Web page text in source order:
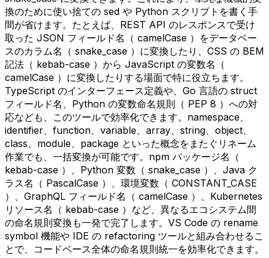
換のために使い捨ての sed や Python スクリプトを書く手
間が省けます。たとえば、REST API のレスポンスで受け
取った JSON フィールド名（ camelCase ）をデータベー
スのカラム名（ snake_case ）に変換したり、CSS の BEM
記法（ kebab-case ）から JavaScript の変数名（
camelCase ）に変換したりする場面で特に役立ちます。
TypeScript のインターフェース定義や、Go 言語の struct
フィールド名、Python の変数命名規則（ PEP 8 ）への対
応なども、このツールで効率化できます。namespace、
identifier、function、variable、array、string、object、
class、module、package といった概念をまたぐリネーム
作業でも、一括変換が可能です。npm パッケージ名（
kebab-case ）、Python 変数（ snake_case ）、Java ク
ラス名（ PascalCase ）、環境変数（ CONSTANT_CASE
）、GraphQL フィールド名（ camelCase ）、Kubernetes
リソース名（ kebab-case ）など、異なるエコシステム間
の命名規則変換も一発で完了します。VS Code の rename
symbol 機能や IDE の refactoring ツールと組み合わせるこ
とで、コードベース全体の命名規則統一を効率化できます。